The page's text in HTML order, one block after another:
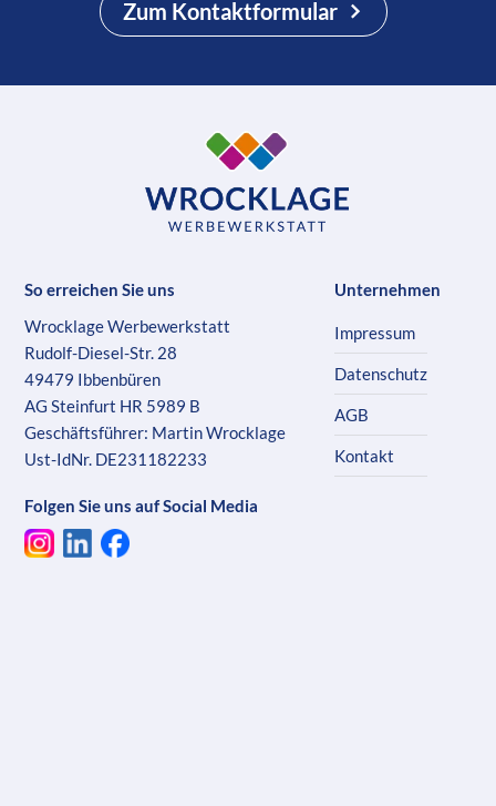
Zum Kontaktformular
So erreichen Sie uns
Wrocklage Werbewerkstatt
Rudolf-Diesel-Str. 28
49479 Ibbenbüren
AG Steinfurt HR 5989 B
Geschäftsführer: Martin Wrocklage
Ust-IdNr. DE231182233
Folgen Sie uns auf Social Media
Unternehmen
Impressum
Datenschutz
AGB
Kontakt